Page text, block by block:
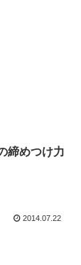
締めつけ力
2014.07.22